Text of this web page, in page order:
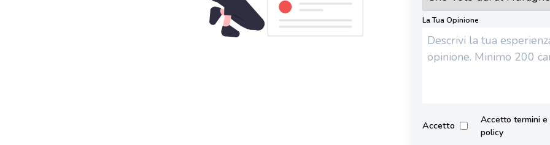
La Tua Opinione
Accetto
Accetto termini e
policy